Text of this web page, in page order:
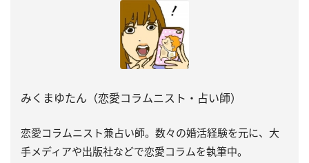
みくまゆたん（恋愛コラムニスト・占い師）
恋愛コラムニスト兼占い師。数々の婚活経験を元に、大
手メディアや出版社などで恋愛コラムを執筆中。